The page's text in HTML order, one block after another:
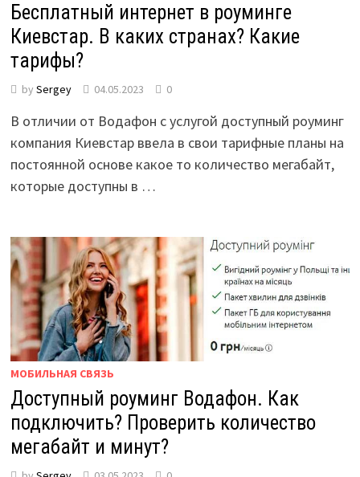
Бесплатный интернет в роуминге
Киевстар. В каких странах? Какие
тарифы?
by Sergey 04.05.2023 0
В отличии от Водафон с услугой доступный роуминг
компания Киевстар ввела в свои тарифные планы на
постоянной основе какое то количество мегабайт,
которые доступны в …
МОБИЛЬНАЯ СВЯЗЬ
Доступный роуминг Водафон. Как
подключить? Проверить количество
мегабайт и минут?